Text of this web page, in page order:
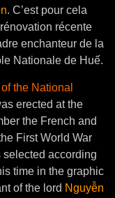
. C’est pour cela
récente
enchanteur de la
Nationale de Huế.
the National
erected at the
the French and
First World War
selected according
time in the graphic
of the lord Nguyễn